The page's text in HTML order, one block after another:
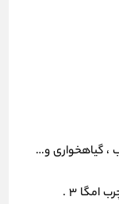
، گیاهخواری و…
امگا 3 .